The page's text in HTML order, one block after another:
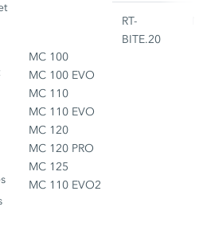
MC 100
MC 100 EVO
MC 110
MC 110 EVO
MC 120
MC 120 PRO
MC 125
MC 110 EVO2
RT-
BITE.20